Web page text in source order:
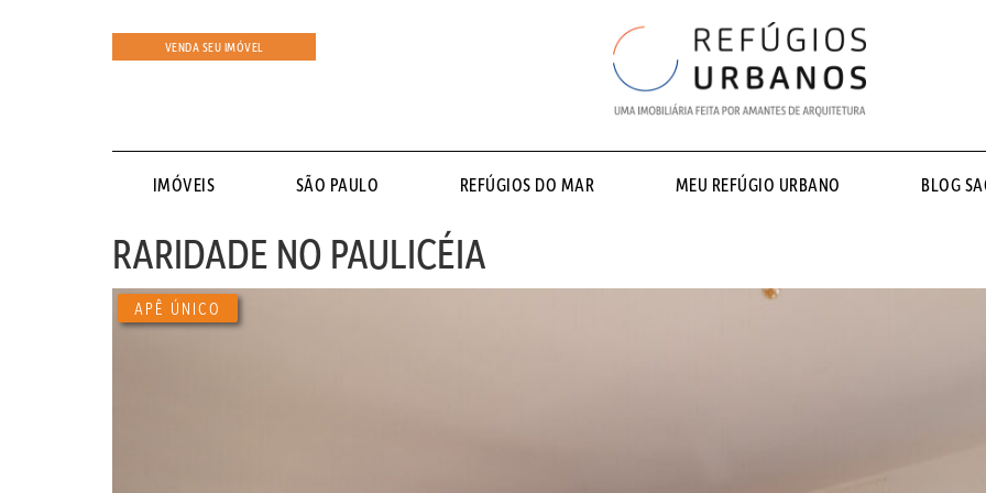
VENDA SEU IMÓVEL
IMÓVEIS SÃO PAULO REFÚGIOS DO MAR MEU REFÚGIO URBANO BLOG
RARIDADE NO PAULICÉIA
APÊ ÚNICO